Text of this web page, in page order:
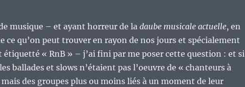
musique – et ayant horreur de la daube musicale actuelle, en
ce qu’on peut trouver en rayon de nos jours et spécialement
étiquetté « RnB » – j’ai fini par me poser cette question : et si
ballades et slows n’étaient pas l’oeuvre de « chanteurs à
des groupes plus ou moins liés à un moment de leur